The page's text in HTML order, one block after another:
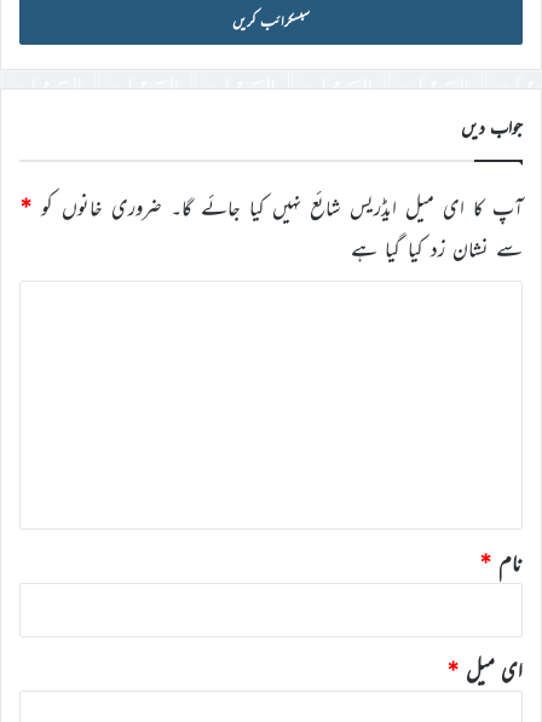
ڈی
درج
کریں
جواب دیں
آپ کا ای میل ایڈریس شائع نہیں کیا جائے گا۔ ضروری خانوں کو *
سے نشان زد کیا گیا ہے
نام *
ای میل *